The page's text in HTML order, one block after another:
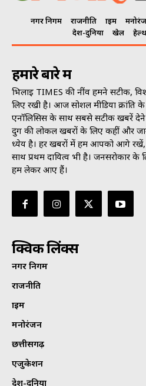
नगर निगम राजनीति क्राइम
देश-दुनिया
खेल
हमारे बारे में
भिलाई TIMES की नींव हमने सटीक,
लिए रखी है। आज सोशल मीडिया
एनॉलिसिस के साथ सबसे सटीक खबरें देने
दुर्ग की लोकल खबरों के लिए कहीं और
ध्येय है। हर खबरों में हम आपको आगे रखें,
साथ प्रथम दायित्व भी है। जनसराेकार के
हम लेकर आए हैं।
क्विक लिंक्स
नगर निगम
राजनीति
क्राइम
मनोरंजन
छत्तीसगढ़
एजुकेशन
देश-दुनिया